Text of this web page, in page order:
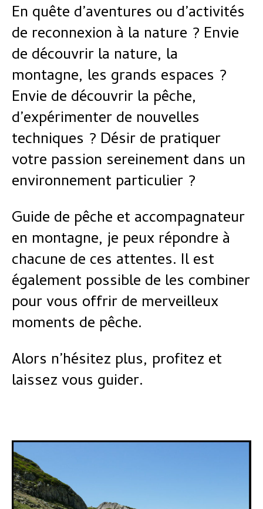
En quête d’aventures ou d’activités
de reconnexion à la nature ? Envie
de découvrir la nature, la
montagne, les grands espaces ?
Envie de découvrir la pêche,
d’expérimenter de nouvelles
techniques ? Désir de pratiquer
votre passion sereinement dans un
environnement particulier ?
Guide de pêche et accompagnateur
en montagne, je peux répondre à
chacune de ces attentes. Il est
également possible de les combiner
pour vous offrir de merveilleux
moments de pêche.
Alors n’hésitez plus, profitez et
laissez vous guider.